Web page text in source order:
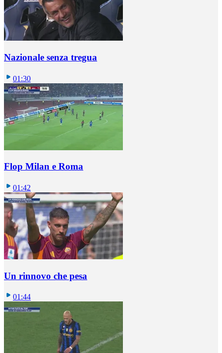
Nazionale senza tregua
01:30
Flop Milan e Roma
01:42
Un rinnovo che pesa
01:44